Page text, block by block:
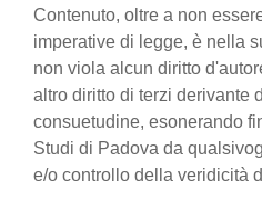
Contenuto, oltre a non
imperative di legge, è nella
non viola alcun diritto
altro diritto di terzi derivante
consuetudine, esonerando
Studi di Padova da
e/o controllo della veridicità